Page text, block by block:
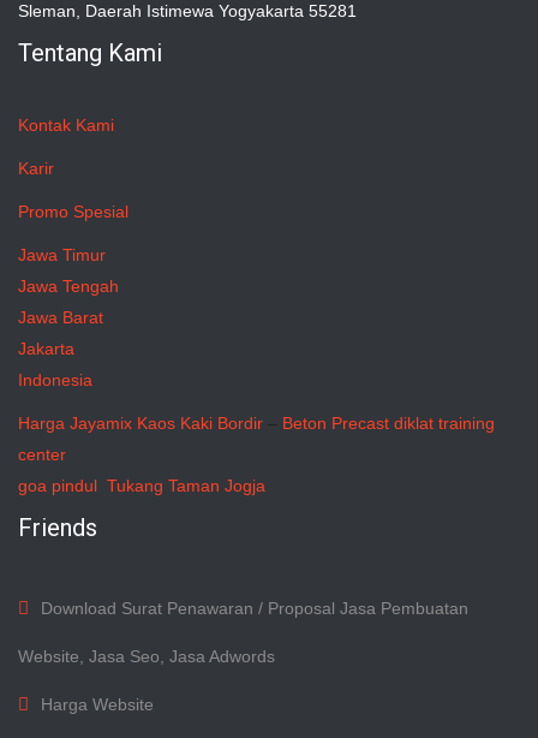
Sleman, Daerah Istimewa Yogyakarta 55281
Tentang Kami
Kontak Kami
Karir
Promo Spesial
Jawa Timur
Jawa Tengah
Jawa Barat
Jakarta
Indonesia
Harga Jayamix Kaos Kaki Bordir – Beton Precast diklat training
center
goa pindul Tukang Taman Jogja
Friends
Download Surat Penawaran / Proposal Jasa Pembuatan
Website, Jasa Seo, Jasa Adwords
Harga Website